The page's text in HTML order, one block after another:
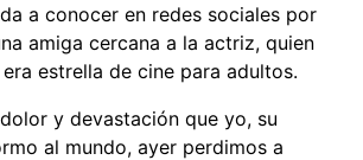
a conocer en redes sociales por
amiga cercana a la actriz, quien
estrella de cine para adultos.
y devastación que yo, su
al mundo, ayer perdimos a